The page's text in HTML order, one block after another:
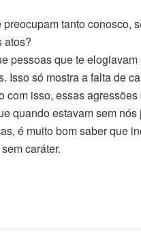
tanto conosco,
atos?
pessoas que te
Isso só mostra a falta de
com isso, essas
quando estavam sem
é muito bom saber que
caráter.